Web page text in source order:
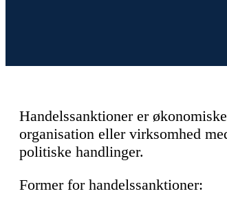
Handelssanktioner er
organisation eller virksomhed
politiske handlinger.
Former for handelssanktioner: